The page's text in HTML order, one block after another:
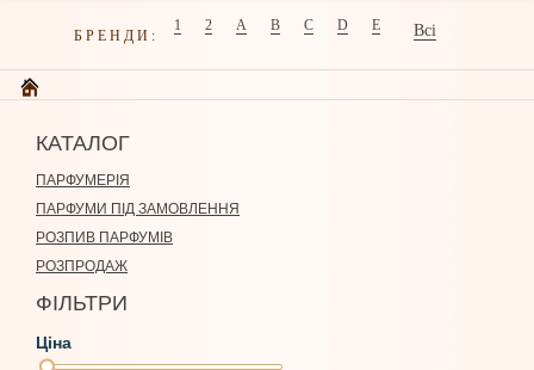
БРЕНДИ:
1 2 A B C D E Всі
КАТАЛОГ
ПАРФУМЕРІЯ
ПАРФУМИ ПІД ЗАМОВЛЕННЯ
РОЗПИВ ПАРФУМІВ
РОЗПРОДАЖ
ФІЛЬТРИ
Ціна